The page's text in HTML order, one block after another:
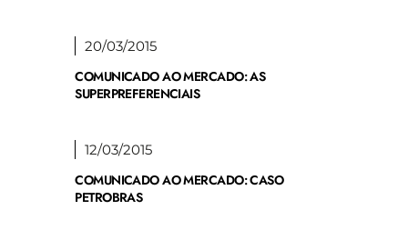
20/03/2015
COMUNICADO AO MERCADO: AS
SUPERPREFERENCIAIS
12/03/2015
COMUNICADO AO MERCADO: CASO
PETROBRAS